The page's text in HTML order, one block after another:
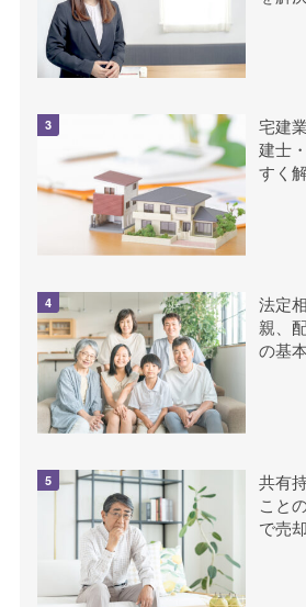
宅建
建士
すく
法定
親、
の基
共有
こと
で売却